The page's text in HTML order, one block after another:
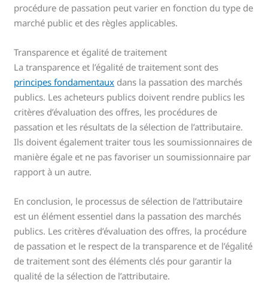
procédure de passation peut varier en fonction du type de
marché public et des règles applicables.
Transparence et égalité de traitement
La transparence et l’égalité de traitement sont des
principes fondamentaux dans la passation des marchés
publics. Les acheteurs publics doivent rendre publics les
critères d’évaluation des offres, les procédures de
passation et les résultats de la sélection de l’attributaire.
Ils doivent également traiter tous les soumissionnaires de
manière égale et ne pas favoriser un soumissionnaire par
rapport à un autre.
En conclusion, le processus de sélection de l’attributaire
est un élément essentiel dans la passation des marchés
publics. Les critères d’évaluation des offres, la procédure
de passation et le respect de la transparence et de l’égalité
de traitement sont des éléments clés pour garantir la
qualité de la sélection de l’attributaire.